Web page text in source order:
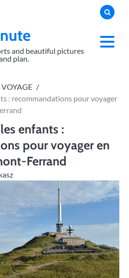
and beautiful pictures
plan.
VOYAGE
: recommandations pour voyager
enfants :
pour voyager en
Ferrand